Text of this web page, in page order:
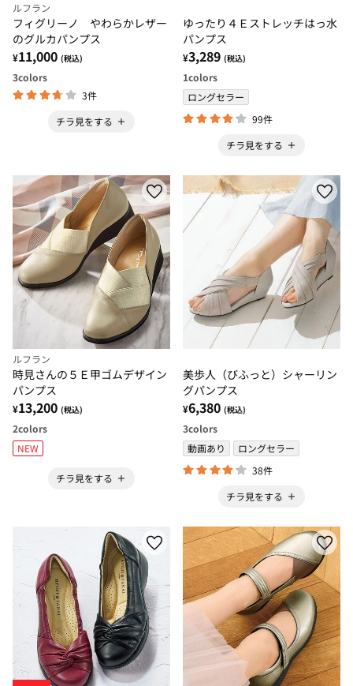
ルフラン
フィグリーノ やわらかレザー
のグルカパンプス
¥11,000 (税込)
3colors
3件
チラ見をする
ゆったり４Ｅストレッチはっ水
パンプス
¥3,289 (税込)
1colors
ロングセラー
99件
チラ見をする
ルフラン
時見さんの５Ｅ甲ゴムデザイン
パンプス
¥13,200 (税込)
2colors
NEW
チラ見をする
美歩人（びふっと）シャーリン
グパンプス
¥6,380 (税込)
3colors
動画あり
ロングセラー
38件
チラ見をする